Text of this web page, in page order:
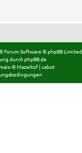
Forum Software © phpBB Limited
durchphpBB.de
©Mazeltof | cabot